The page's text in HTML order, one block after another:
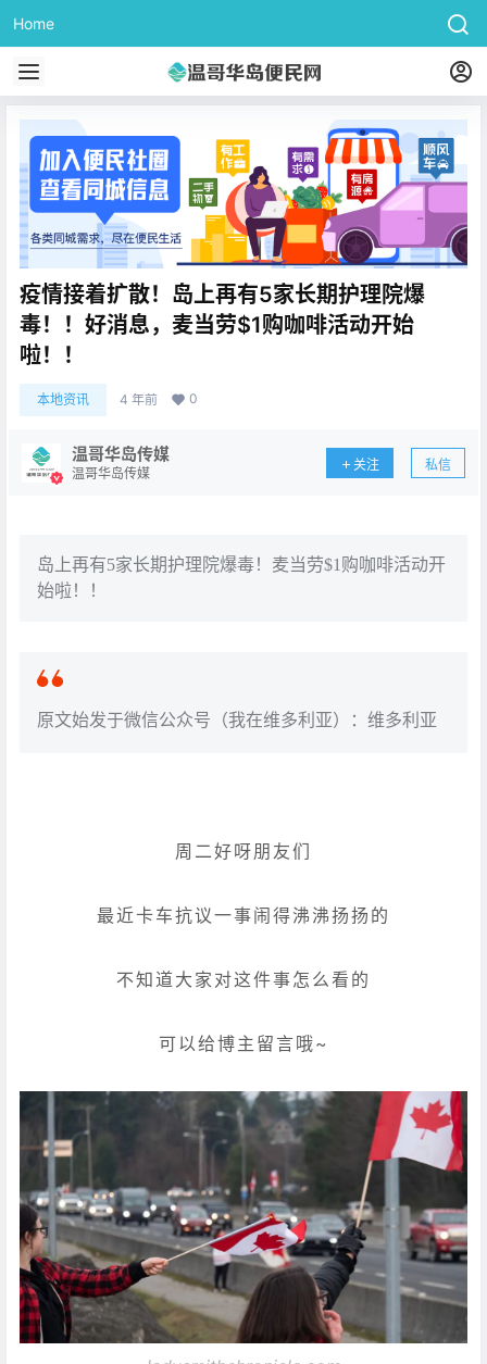
Home
疫情接着扩散！岛上再有5家长期护理院爆
毒！！好消息，麦当劳$1购咖啡活动开始
啦！！
本地资讯 4 年前 0
温哥华岛传媒
温哥华岛传媒
关注 私信
岛上再有5家长期护理院爆毒！麦当劳$1购咖啡活动开
始啦！！
原文始发于微信公众号（我在维多利亚）：维多利亚
周二好呀朋友们
最近卡车抗议一事闹得沸沸扬扬的
不知道大家对这件事怎么看的
可以给博主留言哦~